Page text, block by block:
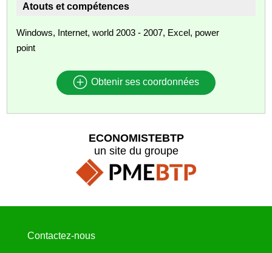
Atouts et compétences
Windows, Internet, world 2003 - 2007, Excel, power
point
Obtenir ses coordonnées
ECONOMISTEBTP
un site du groupe
Contactez-nous